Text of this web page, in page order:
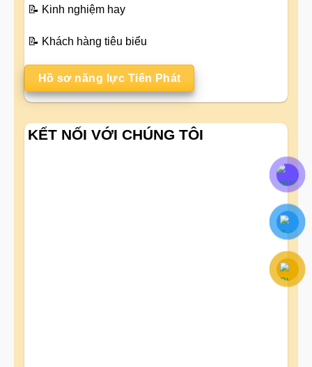
📝 Kinh nghiệm hay
📝 Khách hàng tiêu biểu
Hồ sơ năng lực Tiến Phát
KẾT NỐI VỚI CHÚNG TÔI